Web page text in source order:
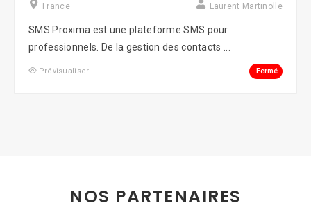
France Laurent Martinolle
SMS Proxima est une plateforme SMS pour
professionnels. De la gestion des contacts ...
Prévisualiser Fermé
NOS PARTENAIRES